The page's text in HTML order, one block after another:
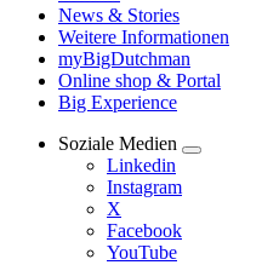
News & Stories
Weitere Informationen
myBigDutchman
Online shop & Portal
Big Experience
Soziale Medien
Linkedin
Instagram
X
Facebook
YouTube